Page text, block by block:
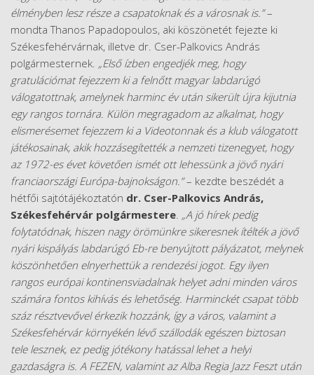
élményben lesz része a csapatoknak és a városnak is.”–
mondta Thanos Papadopoulos, aki köszönetét fejezte ki
Székesfehérvárnak, illetve dr. Cser-Palkovics András
polgármesternek. „Első ízben engedjék meg, hogy
gratulációmat fejezzem ki a felnőtt magyar labdarúgó
válogatottnak, amelynek harminc év után sikerült újra kijutnia
egy rangos tornára. Külön megragadom az alkalmat, hogy
elismerésemet fejezzem ki a Videotonnak és a klub válogatott
játékosainak, akik hozzásegítették a nemzeti tizenegyet, hogy
az 1972-es évet követően ismét ott lehessünk a jövő nyári
franciaországi Európa-bajnokságon.”– kezdte beszédét a
hétfői sajtótájékoztatón dr. Cser-Palkovics András,
Székesfehérvár polgármestere. „A jó hírek pedig
folytatódnak, hiszen nagy örömünkre sikeresnek ítélték a jövő
nyári kispályás labdarúgó Eb-re benyújtott pályázatot, melynek
köszönhetően elnyerhettük a rendezési jogot. Egy ilyen
rangos európai kontinensviadalnak helyet adni minden város
számára fontos kihívás és lehetőség. Harminckét csapat több
száz résztvevővel érkezik hozzánk, így a város, valamint a
Székesfehérvár környékén lévő szállodák egészen biztosan
tele lesznek, ez pedig jótékony hatással lehet a helyi
gazdaságra is. A FEZEN, valamint az Alba Regia Jazz Feszt után